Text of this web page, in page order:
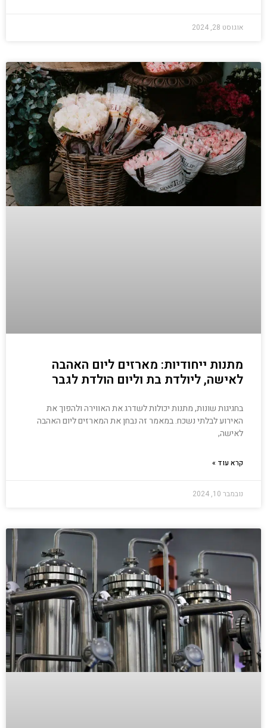
אוגוסט 28, 2024
מתנות ייחודיות: מארזים ליום האהבה
לאישה, ליולדת בת וליום הולדת לגבר
בחגיגות שונות, מתנות יכולות לשדרג את האווירה ולהפוך את
האירוע לבלתי נשכח. במאמר זה נבחן את המארזים ליום האהבה
לאישה,
קרא עוד »
נובמבר 10, 2024